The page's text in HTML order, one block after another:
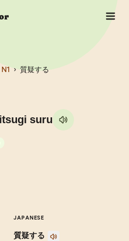
N1 › 質疑する
suru
JAPANESE
質疑する